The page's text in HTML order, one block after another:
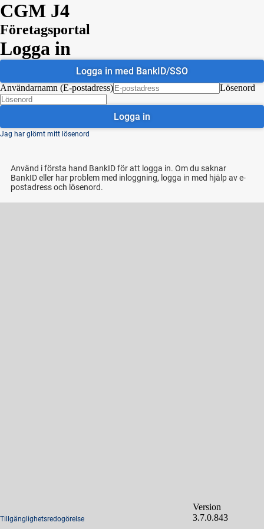
CGM J4
Företagsportal
Logga in
Logga in med BankID/SSO
Användarnamn (E-postadress) Lösenord
Logga in
Jag har glömt mitt lösenord
Använd i första hand BankID för att logga in. Om du saknar
BankID eller har problem med inloggning, logga in med hjälp av e-
postadress och lösenord.
Tillgänglighetsredogörelse
Version
3.7.0.843